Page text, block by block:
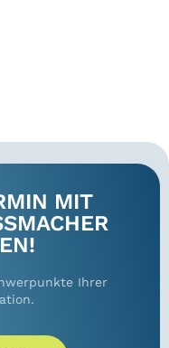
MIT
Ihrer